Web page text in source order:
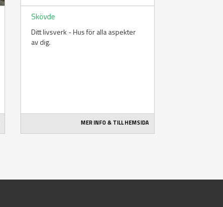
Skövde
Ditt livsverk - Hus för alla aspekter
av dig.
MER INFO & TILL HEMSIDA